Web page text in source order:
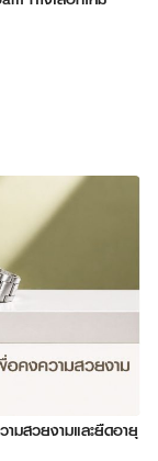
มสวยงามและยืดอายุ